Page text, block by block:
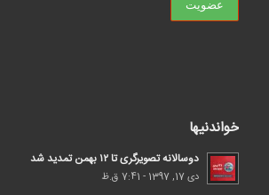
خواندنیها
دوسالانه تصویرگری تا ۱۲ بهمن تمدید شد
دی 17, 1397 - 7:41 ق.ظ